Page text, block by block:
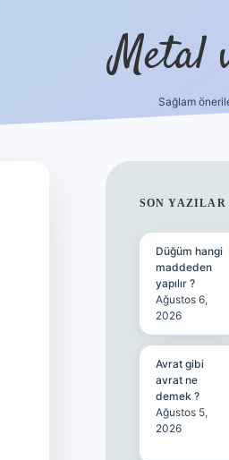
Metal
Sağlam
SON YAZILAR
Düğüm hangi
maddeden
yapılır ?
Ağustos 6,
2026
Avrat gibi
avrat ne
demek ?
Ağustos 5,
2026
https://betci.co/famecasino